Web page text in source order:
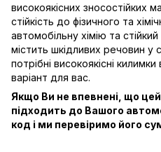
високоякісних зносостійких
стійкість до фізичного та
автомобільну хімію та
містить шкідливих речовин у
потрібні високоякісні
варіант для вас.
Якщо Ви не впевнені, що
підходить до Вашого
код і ми перевіримо його